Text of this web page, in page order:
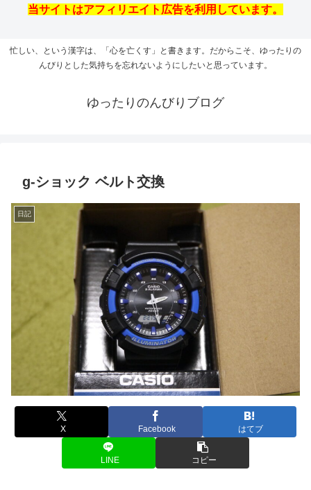
当サイトはアフィリエイト広告を利用しています。
忙しい、という漢字は、「心を亡くす」と書きます。だからこそ、ゆったりの
んびりとした気持ちを忘れないようにしたいと思っています。
ゆったりのんびりブログ
g-ショック ベルト交換
日記
X Facebook はてブ
LINE コピー